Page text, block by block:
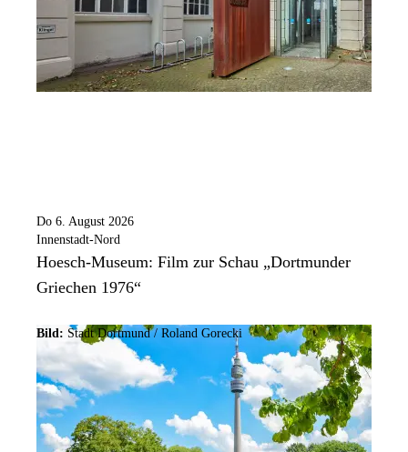
Do 6. August 2026
Innenstadt-Nord
Hoesch-Museum: Film zur Schau „Dortmunder
Griechen 1976“
Bild: Stadt Dortmund / Roland Gorecki